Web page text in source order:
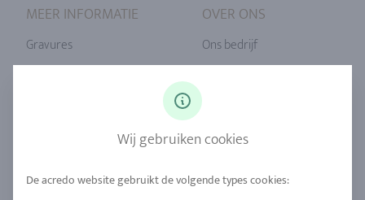
MEER INFORMATIE
Gravures
Stedelijke mijnbouw
OVER ONS
Ons bedrijf
Onze kwaliteit
Locaties
Wij gebruiken cookies